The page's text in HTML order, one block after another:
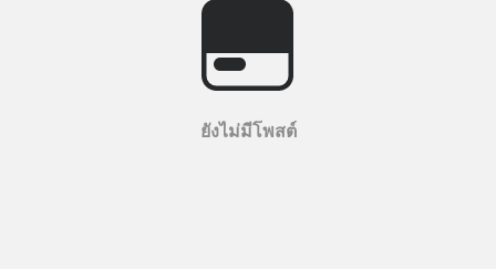
ยังไม่มีโพสต์